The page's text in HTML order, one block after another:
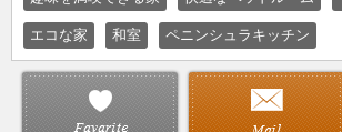
エコな家 和室 ペニンシュラキッチン